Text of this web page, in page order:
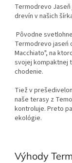
Termodrevo
drevín v našich
Pôvodne
Termodrevo jaseń
Macchiato", na
svojej kompaktnej
chodenie.
Tiež v
naše terasy z
kontroluje. Preto
ekológie.
Výhody